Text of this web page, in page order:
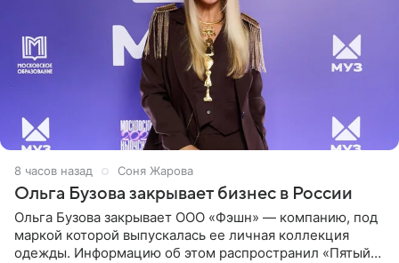
8 часов назад Соня Жарова
Ольга Бузова закрывает бизнес в России
Ольга Бузова закрывает ООО «Фэшн» — компанию, под
маркой которой выпускалась ее личная коллекция
одежды. Информацию об этом распространил «Пятый